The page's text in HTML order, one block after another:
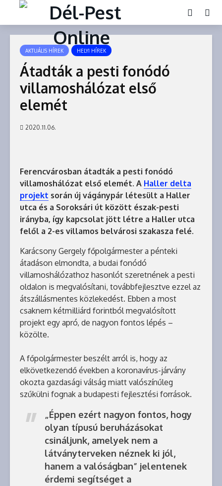
AKTUÁLIS HÍREK HELYI HÍREK
Átadták a pesti fonódó
villamoshálózat első
elemét
2020.11.06.
Ferencvárosban átadták a pesti fonódó
villamoshálózat első elemét. A Haller delta
projekt során új vágánypár létesült a Haller
utca és a Soroksári út között észak-pesti
irányba, így kapcsolat jött létre a Haller utca
felől a 2-es villamos belvárosi szakasza felé.
Karácsony Gergely főpolgármester a pénteki
átadáson elmondta, a budai fonódó
villamoshálózathoz hasonlót szeretnének a pesti
oldalon is megvalósítani, továbbfejlesztve ezzel az
átszállásmentes közlekedést. Ebben a most
csaknem kétmilliárd forintból megvalósított
projekt egy apró, de nagyon fontos lépés –
közölte.
A főpolgármester beszélt arról is, hogy az
elkövetkezendő években a koronavírus-járvány
okozta gazdasági válság miatt valószínűleg
szűkülni fognak a budapesti fejlesztési források.
„Éppen ezért nagyon fontos, hogy
olyan típusú beruházásokat
csináljunk, amelyek nem a
látványterveken néznek ki jól,
hanem a valóságban” jelentenek
érdemi segítséget a